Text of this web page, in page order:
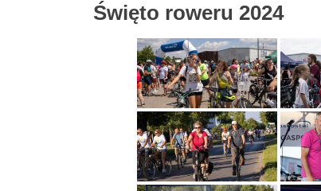
Święto roweru 2024